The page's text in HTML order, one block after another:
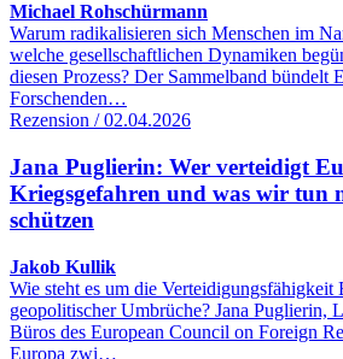
Michael Rohschürmann
Warum radikalisieren sich Menschen im
welche gesellschaftlichen Dynamiken
diesen Prozess? Der Sammelband bündelt
Forschenden…
Rezension / 02.04.2026
Jana Puglierin: Wer verteidigt
Kriegsgefahren und was wir tun
schützen
Jakob Kullik
Wie steht es um die Verteidigungsfähigkeit
geopolitischer Umbrüche? Jana Puglierin,
Büros des European Council on Foreign
Europa zwi…